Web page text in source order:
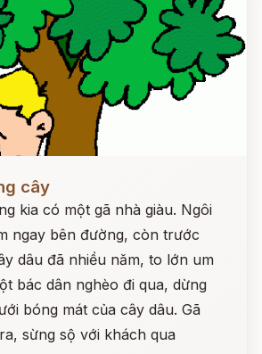
cây
kia có một gã nhà giàu. Ngôi
ngay bên đường, còn trước
dâu đã nhiều năm, to lớn um
bác dân nghèo đi qua, dừng
bóng mát của cây dâu. Gã
sừng sộ với khách qua